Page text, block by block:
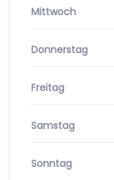
Mittwoch
Donnerstag
Freitag
Samstag
Sonntag